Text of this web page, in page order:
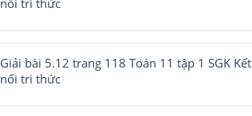
nối tri thức
Giải bài 5.12 trang 118 Toán 11 tập 1 SGK Kết
nối tri thức